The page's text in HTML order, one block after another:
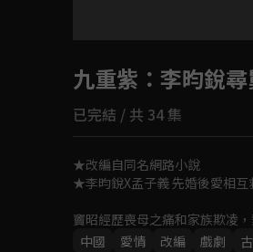
九重紫 ：李昀銳
已完結 / 共 34 集
★改編自同名網路小說
★李昀銳X孟子義 先婚後愛相互
竇昭經歷喪母之痛和家族欺凌
慧幫其保下平寇有功的定國公
中國
愛情 改編 戲劇